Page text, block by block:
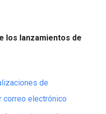
los lanzamientos de
de
correo electrónico